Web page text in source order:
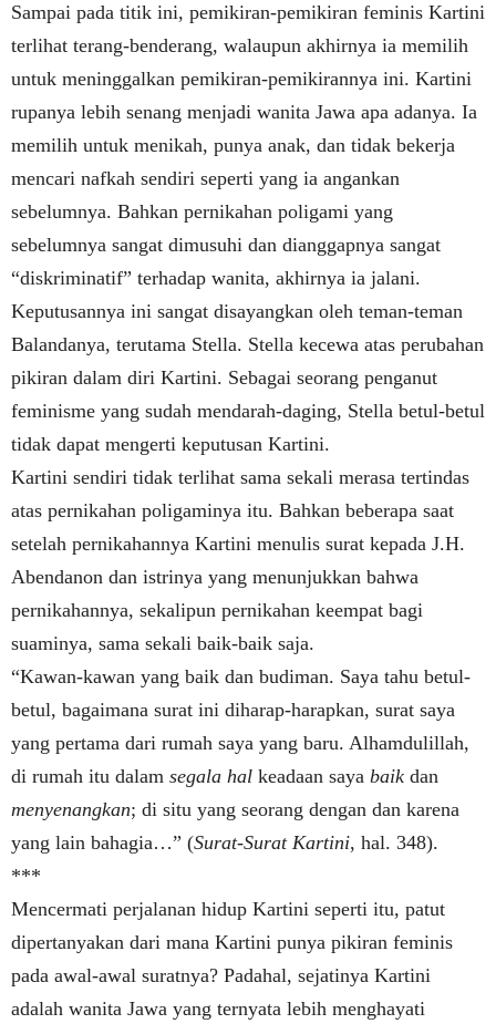
Sampai pada titik ini, pemikiran-pemikiran feminis Kartini
terlihat terang-benderang, walaupun akhirnya ia memilih
untuk meninggalkan pemikiran-pemikirannya ini. Kartini
rupanya lebih senang menjadi wanita Jawa apa adanya. Ia
memilih untuk menikah, punya anak, dan tidak bekerja
mencari nafkah sendiri seperti yang ia angankan
sebelumnya. Bahkan pernikahan poligami yang
sebelumnya sangat dimusuhi dan dianggapnya sangat
“diskriminatif” terhadap wanita, akhirnya ia jalani.
Keputusannya ini sangat disayangkan oleh teman-teman
Balandanya, terutama Stella. Stella kecewa atas perubahan
pikiran dalam diri Kartini. Sebagai seorang penganut
feminisme yang sudah mendarah-daging, Stella betul-betul
tidak dapat mengerti keputusan Kartini.
Kartini sendiri tidak terlihat sama sekali merasa tertindas
atas pernikahan poligaminya itu. Bahkan beberapa saat
setelah pernikahannya Kartini menulis surat kepada J.H.
Abendanon dan istrinya yang menunjukkan bahwa
pernikahannya, sekalipun pernikahan keempat bagi
suaminya, sama sekali baik-baik saja.
“Kawan-kawan yang baik dan budiman. Saya tahu betul-
betul, bagaimana surat ini diharap-harapkan, surat saya
yang pertama dari rumah saya yang baru. Alhamdulillah,
di rumah itu dalam segala hal keadaan saya baik dan
menyenangkan; di situ yang seorang dengan dan karena
yang lain bahagia…” (Surat-Surat Kartini, hal. 348).
***
Mencermati perjalanan hidup Kartini seperti itu, patut
dipertanyakan dari mana Kartini punya pikiran feminis
pada awal-awal suratnya? Padahal, sejatinya Kartini
adalah wanita Jawa yang ternyata lebih menghayati